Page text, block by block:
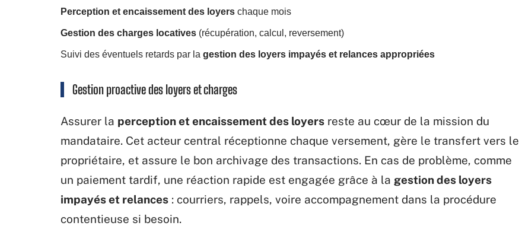
Perception et encaissement des loyers chaque mois
Gestion des charges locatives (récupération, calcul, reversement)
Suivi des éventuels retards par la gestion des loyers impayés et relances appropriées
Gestion proactive des loyers et charges
Assurer la perception et encaissement des loyers reste au cœur de la mission du
mandataire. Cet acteur central réceptionne chaque versement, gère le transfert vers le
propriétaire, et assure le bon archivage des transactions. En cas de problème, comme
un paiement tardif, une réaction rapide est engagée grâce à la gestion des loyers
impayés et relances : courriers, rappels, voire accompagnement dans la procédure
contentieuse si besoin.